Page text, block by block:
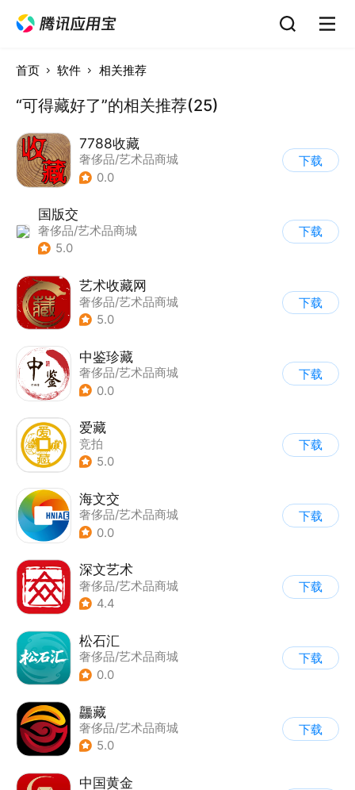
首页 软件 相关推荐
“可得藏好了”的相关推荐(25)
7788收藏
奢侈品/艺术品商城
0.0
下载
国版交
奢侈品/艺术品商城
5.0
下载
艺术收藏网
奢侈品/艺术品商城
5.0
下载
中鉴珍藏
奢侈品/艺术品商城
0.0
下载
爱藏
竞拍
| 奢侈品/艺术品商城
5.0
下载
海文交
奢侈品/艺术品商城
0.0
下载
深文艺术
奢侈品/艺术品商城
4.4
下载
松石汇
奢侈品/艺术品商城
0.0
下载
龘藏
奢侈品/艺术品商城
5.0
下载
中国黄金